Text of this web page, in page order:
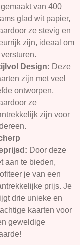
gemaakt van 400
glad wit papier,
ze stevig en
zijn, ideaal om
versturen.
Design: Deze
zijn met veel
ontworpen,
ze
zijn voor
Door deze
aan te bieden,
je van een
prijs. Je
drie unieke en
kaarten voor
geweldige